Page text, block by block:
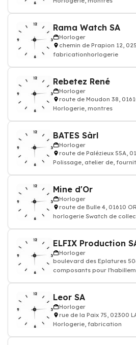
Rama Watch SA
Horloger
chemin de Prapion 12,
fabricationhorlogerie
Rebetez René
Horloger
route de Moudon 38,
Horlogerie, montres
BATES Sàrl
Horloger
route de Palézieux 55A,
Polissage, atelier de,
Mine d'Or
Horloger
route de Bulle 4, 01610
horlogerie Swatch de
ELFIX Production
Horloger
boulevard des Eplatures
composants pour
Leor SA
Horloger
rue de la Paix 75, 02300
Horlogerie, fabrication